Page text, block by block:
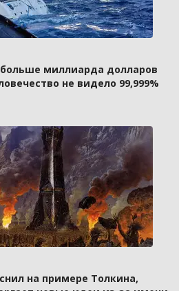
миллиарда долларов
не видело 99,999%
на примере Толкина,